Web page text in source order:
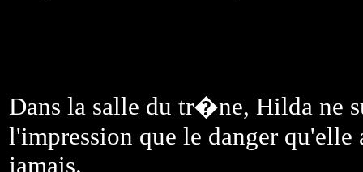
Dans la salle du tr�ne, Hilda ne
l'impression que le danger
jamais.